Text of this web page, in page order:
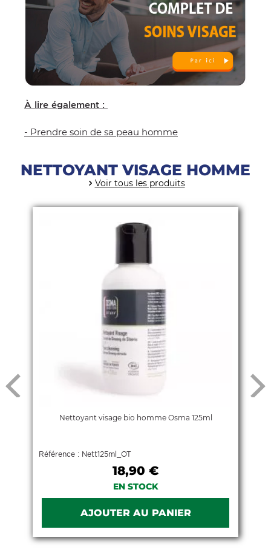
À lire également :
- Prendre soin de sa peau homme
NETTOYANT VISAGE HOMME
Voir tous les produits
Nettoyant visage bio homme Osma 125ml
Référence : Nett125ml_OT
18,90 €
EN STOCK